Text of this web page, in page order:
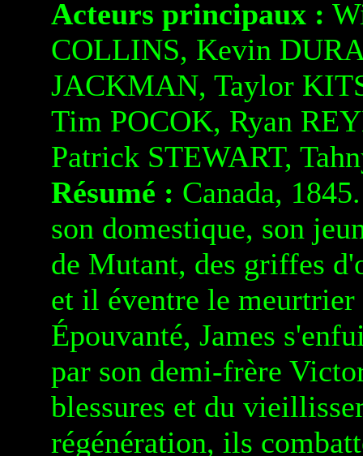
Acteurs principaux :
COLLINS, Kevin
JACKMAN, Taylor
Tim POCOK, Ryan
Patrick STEWART,
Résumé : Canada,
son domestique, son
de Mutant, des griffes
et il éventre le
Épouvanté, James
par son demi-frère
blessures et du
régénération, ils